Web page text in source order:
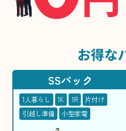
お得な
SSパック
1人暮らし 1K 1R
片付け
引越し準備
小型家電